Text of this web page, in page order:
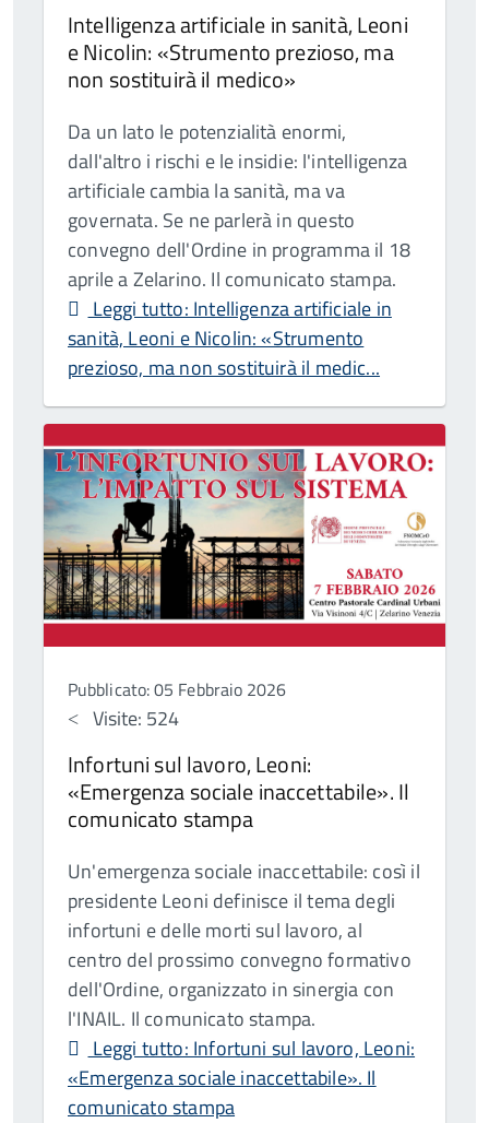
Intelligenza artificiale in sanità, Leoni
e Nicolin: «Strumento prezioso, ma
non sostituirà il medico»
Da un lato le potenzialità enormi,
dall'altro i rischi e le insidie: l'intelligenza
artificiale cambia la sanità, ma va
governata. Se ne parlerà in questo
convegno dell'Ordine in programma il 18
aprile a Zelarino. Il comunicato stampa.
Leggi tutto: Intelligenza artificiale in
sanità, Leoni e Nicolin: «Strumento
prezioso, ma non sostituirà il medic...
Pubblicato: 05 Febbraio 2026
Visite: 524
Infortuni sul lavoro, Leoni:
«Emergenza sociale inaccettabile». Il
comunicato stampa
Un'emergenza sociale inaccettabile: così il
presidente Leoni definisce il tema degli
infortuni e delle morti sul lavoro, al
centro del prossimo convegno formativo
dell'Ordine, organizzato in sinergia con
l'INAIL. Il comunicato stampa.
Leggi tutto: Infortuni sul lavoro, Leoni:
«Emergenza sociale inaccettabile». Il
comunicato stampa